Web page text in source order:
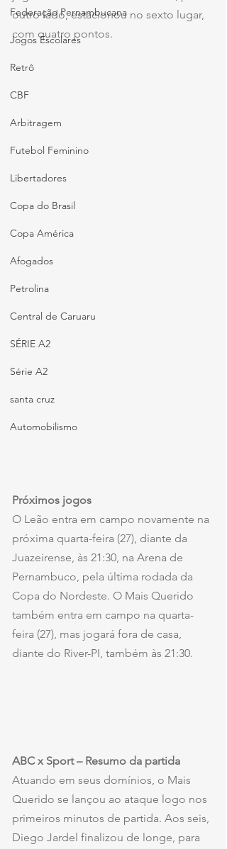
Federação Pernambucana
Jogos Escolares
Retrô
CBF
Arbitragem
Futebol Feminino
Libertadores
Copa do Brasil
Copa América
Afogados
Petrolina
Central de Caruaru
SÉRIE A2
Série A2
santa cruz
Automobilismo
outro lado, estacionou no sexto lugar,
com quatro pontos.
Próximos jogos
O Leão entra em campo novamente na
próxima quarta-feira (27), diante da
Juazeirense, às 21:30, na Arena de
Pernambuco, pela última rodada da
Copa do Nordeste. O Mais Querido
também entra em campo na quarta-
feira (27), mas jogará fora de casa,
diante do River-PI, também às 21:30.
ABC x Sport – Resumo da partida
Atuando em seus domínios, o Mais
Querido se lançou ao ataque logo nos
primeiros minutos de partida. Aos seis,
Diego Jardel finalizou de longe, para